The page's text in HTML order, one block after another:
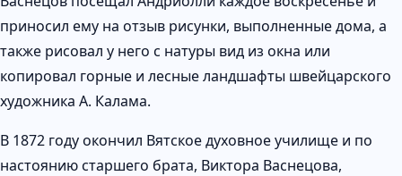
приносил ему на отзыв рисунки, выполненные дома, а
также рисовал у него с натуры вид из окна или
копировал горные и лесные ландшафты швейцарского
художника А. Калама.
В 1872 году окончил Вятское духовное училище и по
настоянию старшего брата, Виктора Васнецова,